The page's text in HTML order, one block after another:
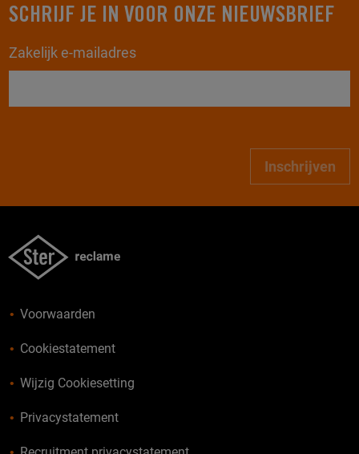
SCHRIJF JE IN VOOR ONZE NIEUWSBRIEF
Zakelijk e-mailadres
Inschrijven
Voorwaarden
Cookiestatement
Wijzig Cookiesetting
Privacystatement